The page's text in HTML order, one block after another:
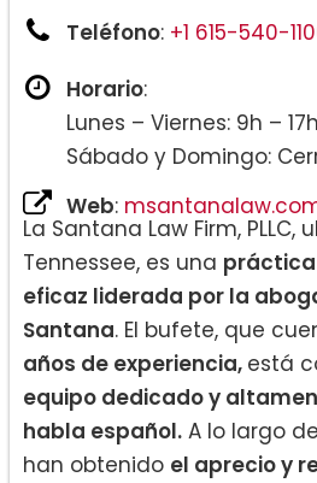
Teléfono: +1 615-540-
Horario:
Lunes – Viernes: 9h – 17h
Sábado y Domingo:
Web:
La Santana Law Firm, PLLC,
Tennessee, es una
eficaz liderada por la
Santana. El bufete, que
años de experiencia, está
equipo dedicado y
habla español. A lo largo
han obtenido el aprecio y